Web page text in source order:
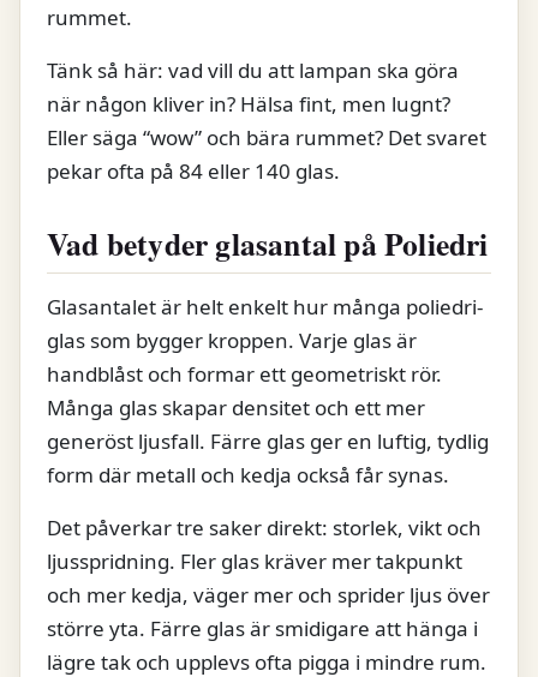
rummet.
Tänk så här: vad vill du att lampan ska göra
när någon kliver in? Hälsa fint, men lugnt?
Eller säga “wow” och bära rummet? Det svaret
pekar ofta på 84 eller 140 glas.
Vad betyder glasantal på Poliedri
Glasantalet är helt enkelt hur många poliedri-
glas som bygger kroppen. Varje glas är
handblåst och formar ett geometriskt rör.
Många glas skapar densitet och ett mer
generöst ljusfall. Färre glas ger en luftig, tydlig
form där metall och kedja också får synas.
Det påverkar tre saker direkt: storlek, vikt och
ljusspridning. Fler glas kräver mer takpunkt
och mer kedja, väger mer och sprider ljus över
större yta. Färre glas är smidigare att hänga i
lägre tak och upplevs ofta pigga i mindre rum.